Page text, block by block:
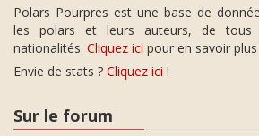
Polars Pourpres est une base de
les polars et leurs auteurs, de
nationalités. Cliquez ici pour en savoir plus
Envie de stats ? Cliquez ici !
Sur le forum